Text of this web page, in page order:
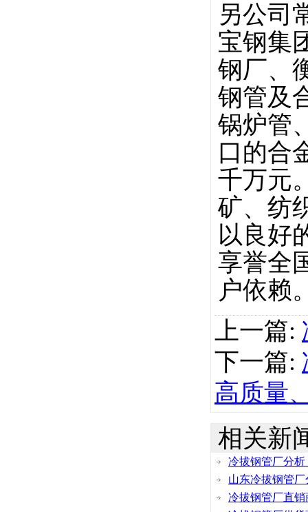
另公司
宝钢集
钢厂、
钢管及
锅炉管
口的合
千万元
矿、纺
以良好
享誉全
户依赖
上一篇:
下一篇:
高质量
相关新
冷拔钢管厂分
山东冷拔钢管
冷拔钢管厂直